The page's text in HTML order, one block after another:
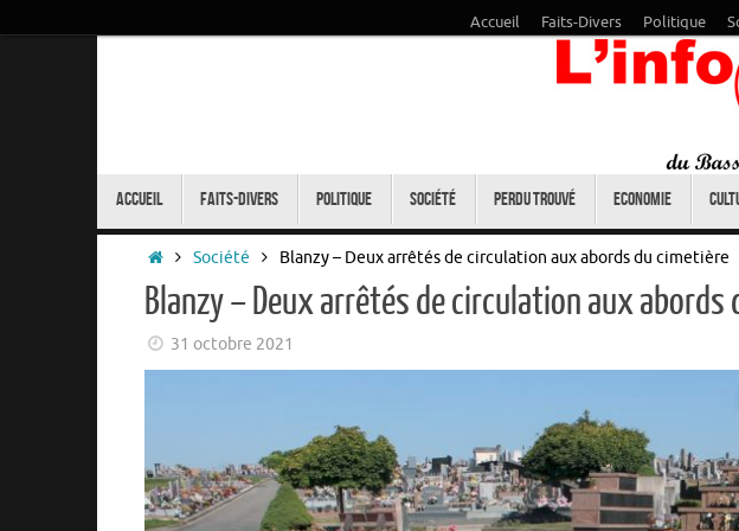
Accueil Faits-Divers Politique
Accueil Faits-Divers Politique Société Perdu trouvé Economie
Accueil
Société Blanzy – Deux arrêtés de circulation aux abords du cimetière
Blanzy – Deux arrêtés de circulation aux abords
31 octobre 2021